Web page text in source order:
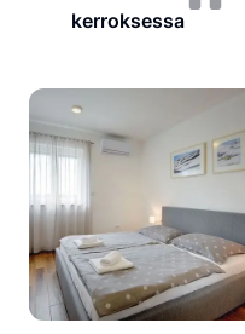
kerroksessa